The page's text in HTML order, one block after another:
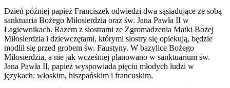
Dzień później papież Franciszek odwiedzi dwa sąsiadujące ze sobą
sanktuaria Bożego Miłosierdzia oraz św. Jana Pawła II w
Łagiewnikach. Razem z siostrami ze Zgromadzenia Matki Bożej
Miłosierdzia i dziewczętami, którymi siostry się opiekują, będzie
modlił się przed grobem św. Faustyny. W bazylice Bożego
Miłosierdzia, a nie jak wcześniej planowano w sanktuarium św.
Jana Pawła II, papież wyspowiada pięciu młodych ludzi w
językach: włoskim, hiszpańskim i francuskim.